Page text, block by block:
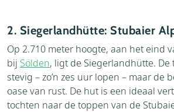
2. Siegerlandhütte: Stubaier
Op 2.710 meter hoogte, aan het eind
bij Sölden, ligt de Siegerlandhütte. De
stevig – zo’n zes uur lopen – maar de
oase van rust. De hut is een ideaal
tochten naar de toppen van de